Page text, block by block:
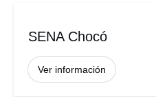
SENA Chocó
Ver información